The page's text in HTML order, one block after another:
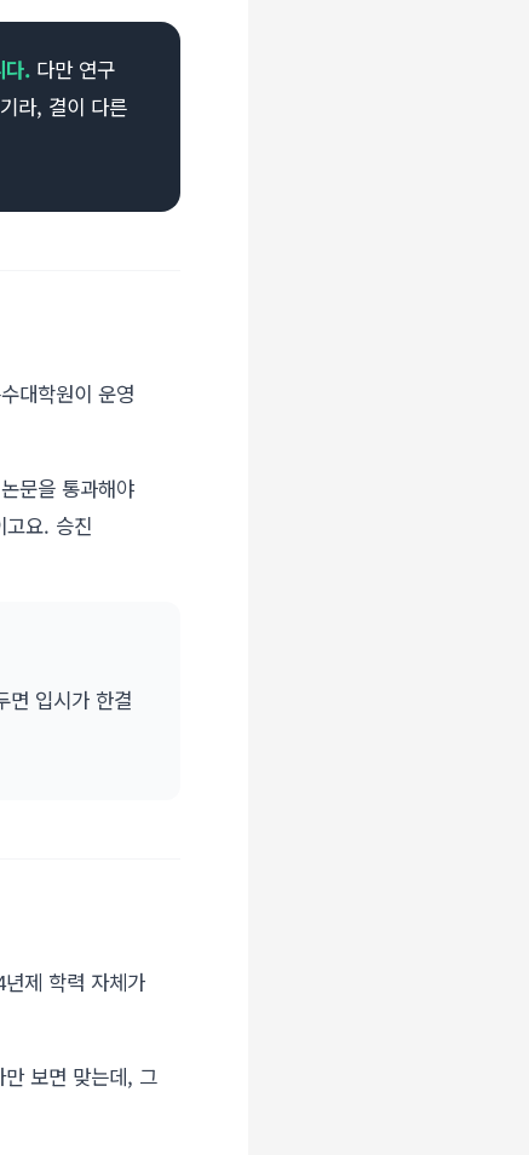
다. 다만 연구
라, 결이 다른
대학원이 운영
문을 통과해야
고요. 승진
면 입시가 한결
제 학력 자체가
보면 맞는데, 그